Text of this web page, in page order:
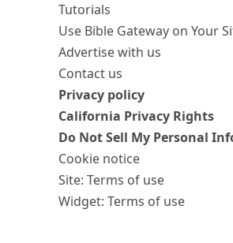
Tutorials
Use Bible Gateway on Your
Advertise with us
Contact us
Privacy policy
California Privacy Rights
Do Not Sell My Personal
Cookie notice
Site: Terms of use
Widget: Terms of use